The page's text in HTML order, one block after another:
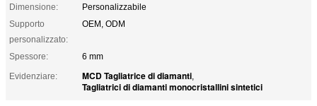
Dimensione:
Personalizzabile
Supporto
personalizzato:
OEM, ODM
Spessore:
6 mm
Evidenziare:
MCD Tagliatrice di diamanti,
Tagliatrici di diamanti monocristallini sintetici